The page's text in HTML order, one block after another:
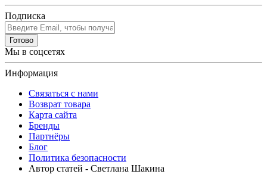
Подписка
Готово
Мы в соцсетях
Информация
Связаться с нами
Возврат товара
Карта сайта
Бренды
Партнёры
Блог
Политика безопасности
Автор статей - Светлана Шакина